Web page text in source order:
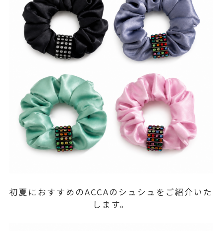
初夏におすすめのACCAのシュシュをご紹介いた
します。